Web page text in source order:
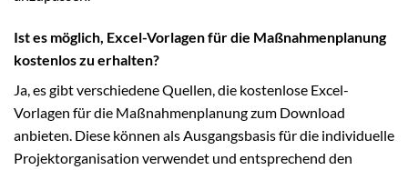
Ist es möglich, Excel-Vorlagen für die Maßnahmenplanung
kostenlos zu erhalten?
Ja, es gibt verschiedene Quellen, die kostenlose Excel-
Vorlagen für die Maßnahmenplanung zum Download
anbieten. Diese können als Ausgangsbasis für die individuelle
Projektorganisation verwendet und entsprechend den